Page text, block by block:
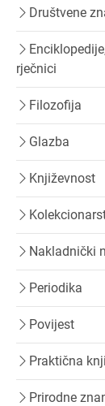
Društvene
rječnici
Filozofija
Glazba
Književnost
Nakladnički
Periodika
Povijest
Praktična
Prirodne